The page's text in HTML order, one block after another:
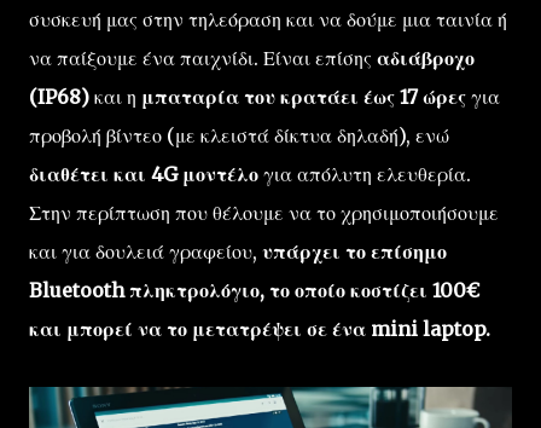
συσκευή μας στην τηλεόραση και να δούμε μια ταινία ή
να παίξουμε ένα παιχνίδι. Είναι επίσης αδιάβροχο
(IP68) και η μπαταρία του κρατάει έως 17 ώρες για
προβολή βίντεο (με κλειστά δίκτυα δηλαδή), ενώ
διαθέτει και 4G μοντέλο για απόλυτη ελευθερία.
Στην περίπτωση που θέλουμε να το χρησιμοποιήσουμε
και για δουλειά γραφείου, υπάρχει το επίσημο
Bluetooth πληκτρολόγιο, το οποίο κοστίζει 100€
και μπορεί να το μετατρέψει σε ένα mini laptop.